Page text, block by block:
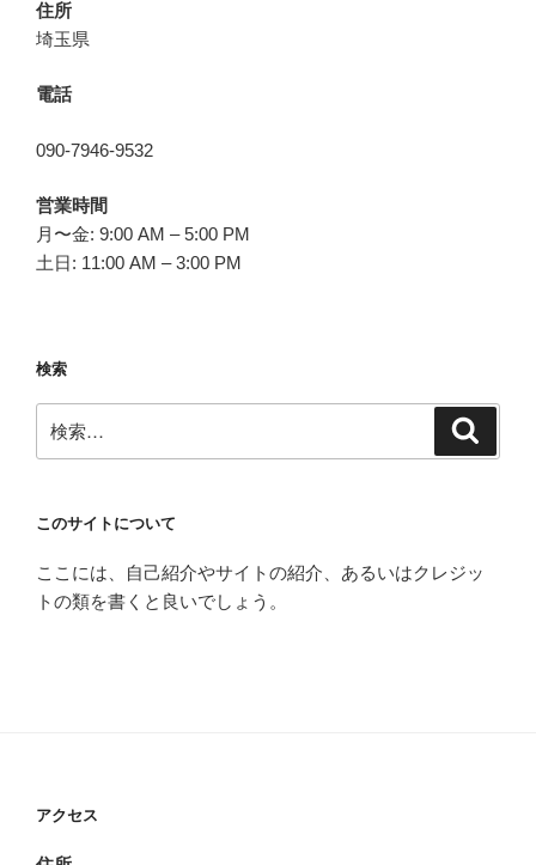
住所
埼玉県
電話
090-7946-9532
営業時間
月〜金: 9:00 AM – 5:00 PM
土日: 11:00 AM – 3:00 PM
検索
索:
このサイトについて
ここには、自己紹介やサイトの紹介、あるいはクレジッ
トの類を書くと良いでしょう。
アクセス